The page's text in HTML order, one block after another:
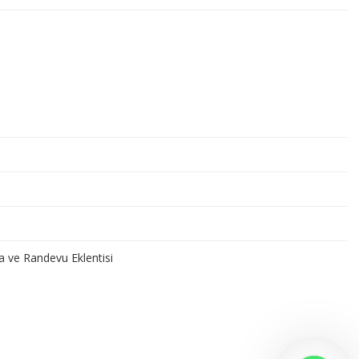
ve Randevu Eklentisi